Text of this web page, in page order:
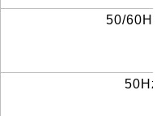
50/60Hz
50Hz